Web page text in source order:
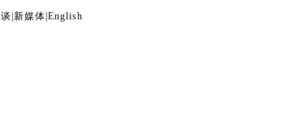
新媒体 English